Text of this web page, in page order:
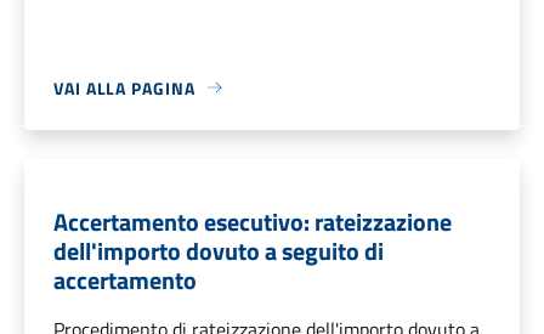
VAI ALLA PAGINA
Accertamento esecutivo: rateizzazione
dell'importo dovuto a seguito di
accertamento